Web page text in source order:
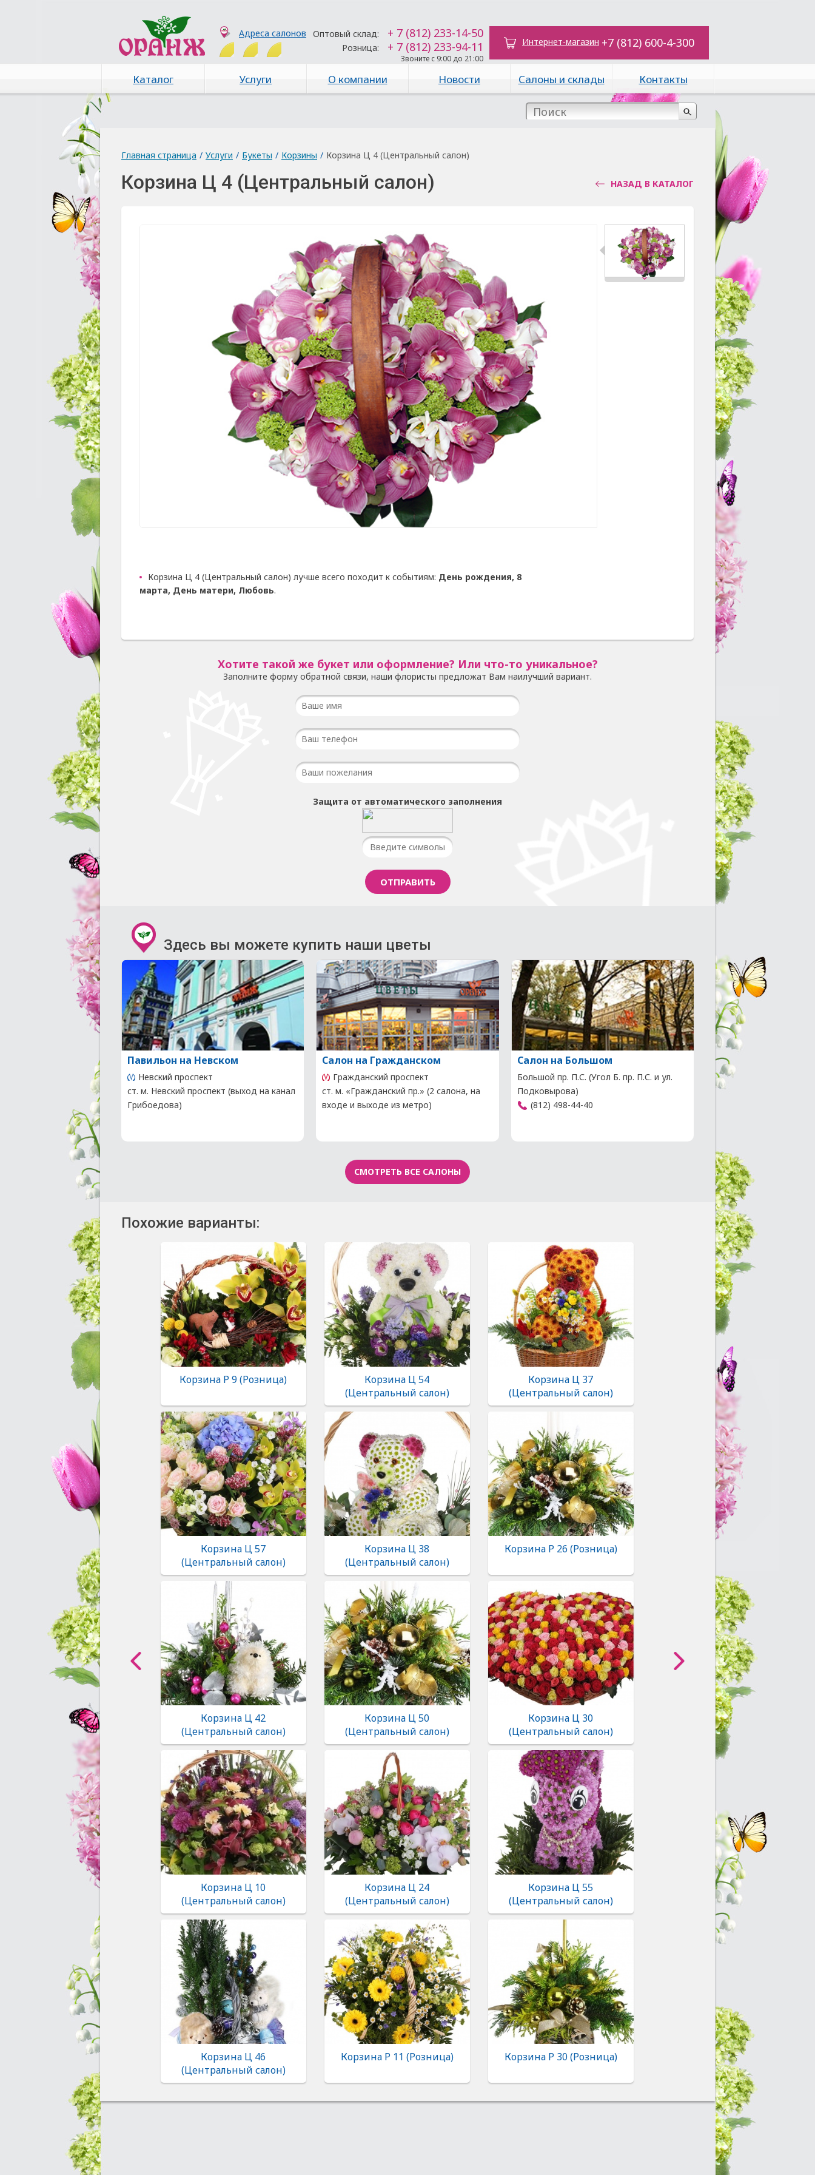
Адреса салонов Оптовый склад: + 7 (812) 233-14-50
Розница: + 7 (812) 233-94-11
Звоните с 9:00 до 21:00
Интернет-магазин +7 (812) 600-4-300
Каталог Услуги О компании Новости Салоны и склады Контакты
Главная страница / Услуги / Букеты / Корзины / Корзина Ц 4 (Центральный салон)
Корзина Ц 4 (Центральный салон) НАЗАД В КАТАЛОГ
Корзина Ц 4 (Центральный салон) лучше всего походит к событиям: День рождения, 8
марта, День матери, Любовь.
Хотите такой же букет или оформление? Или что-то уникальное?
Заполните форму обратной связи, наши флористы предложат Вам наилучший вариант.
Защита от автоматического заполнения
Здесь вы можете купить наши цветы
Павильон на Невском
Невский проспект
ст. м. Невский проспект (выход на канал
Грибоедова)
Салон на Гражданском
Гражданский проспект
ст. м. «Гражданский пр.» (2 салона, на
входе и выходе из метро)
Салон на Большом
Большой пр. П.С. (Угол Б. пр. П.С. и ул.
Подковырова)
(812) 498-44-40
СМОТРЕТЬ ВСЕ САЛОНЫ
Похожие варианты:
Корзина Р 9 (Розница)
Корзина Ц 54
(Центральный салон)
Корзина Ц 37
(Центральный салон)
Корзина Ц 57
(Центральный салон)
Корзина Ц 38
(Центральный салон)
Корзина Р 26 (Розница)
Корзина Ц 42
(Центральный салон)
Корзина Ц 50
(Центральный салон)
Корзина Ц 30
(Центральный салон)
Корзина Ц 10
(Центральный салон)
Корзина Ц 24
(Центральный салон)
Корзина Ц 55
(Центральный салон)
Корзина Ц 46
(Центральный салон)
Корзина Р 11 (Розница) Корзина Р 30 (Розница)